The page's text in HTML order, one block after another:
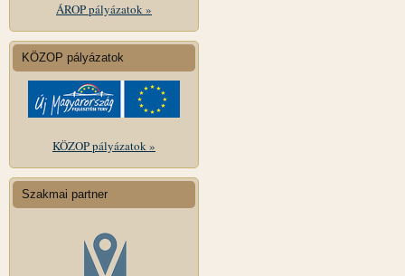
ÁROP pályázatok »
KÖZOP pályázatok
KÖZOP pályázatok »
Szakmai partner